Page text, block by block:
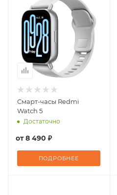
Смарт-часы Redmi
Watch 5
Достаточно
от8 490 ₽
ПОДРОБНЕЕ